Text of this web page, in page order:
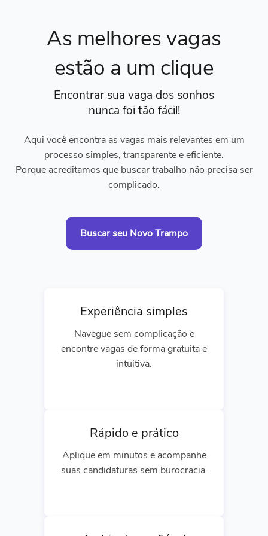
As melhores vagas
estão a um clique
Encontrar sua vaga dos sonhos
nunca foi tão fácil!
Aqui você encontra as vagas mais relevantes em um
processo simples, transparente e eficiente.
Porque acreditamos que buscar trabalho não precisa ser
complicado.
Buscar seu Novo Trampo
Experiência simples
Navegue sem complicação e
encontre vagas de forma gratuita e
intuitiva.
Rápido e prático
Aplique em minutos e acompanhe
suas candidaturas sem burocracia.